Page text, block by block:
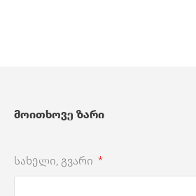
მოითხოვე ზარი
სახელი, გვარი